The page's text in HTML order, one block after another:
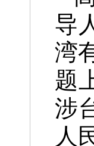
导
湾
题
涉
人